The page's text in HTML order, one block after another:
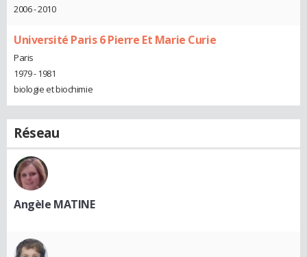
2006 - 2010
Université Paris 6 Pierre Et Marie Curie
Paris
1979 - 1981
biologie et biochimie
Réseau
Angèle MATINE